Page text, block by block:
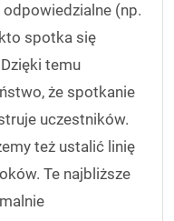
odpowiedzialne (np.
spotka się
temu
że spotkanie
uczestników.
też ustalić linię
Te najbliższe